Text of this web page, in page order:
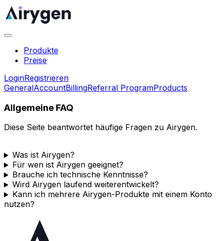
Produkte
Preise
LoginRegistrieren
GeneralAccountBillingReferral ProgramProducts
Allgemeine FAQ
Diese Seite beantwortet häufige Fragen zu Airygen.
Was ist Airygen?
Für wen ist Airygen geeignet?
Brauche ich technische Kenntnisse?
Wird Airygen laufend weiterentwickelt?
Kann ich mehrere Airygen-Produkte mit einem Konto
nutzen?